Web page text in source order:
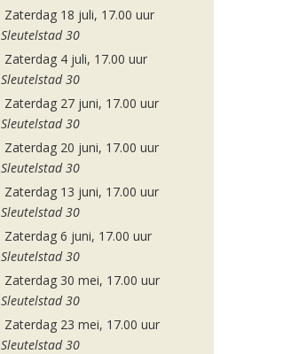
Zaterdag 18 juli, 17.00 uur
Sleutelstad 30
Zaterdag 4 juli, 17.00 uur
Sleutelstad 30
Zaterdag 27 juni, 17.00 uur
Sleutelstad 30
Zaterdag 20 juni, 17.00 uur
Sleutelstad 30
Zaterdag 13 juni, 17.00 uur
Sleutelstad 30
Zaterdag 6 juni, 17.00 uur
Sleutelstad 30
Zaterdag 30 mei, 17.00 uur
Sleutelstad 30
Zaterdag 23 mei, 17.00 uur
Sleutelstad 30